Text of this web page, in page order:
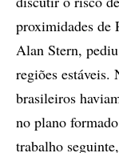
proximidades de
Alan Stern,
regiões
brasileiros
no plano
trabalho